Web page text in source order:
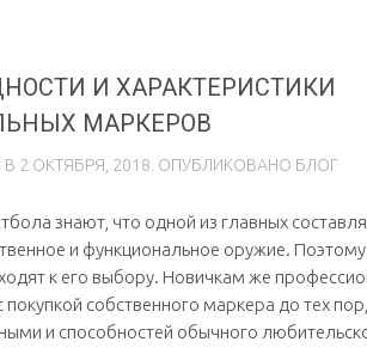
И ХАРАКТЕРИСТИКИ
МАРКЕРОВ
В 2 ОКТЯБРЯ, 2018. ОПУБЛИКОВАНО БЛОГ
знают, что одной из главных
и функциональное оружие.
к его выбору. Новичкам же
покупкой собственного маркера до тех
и способностей обычного